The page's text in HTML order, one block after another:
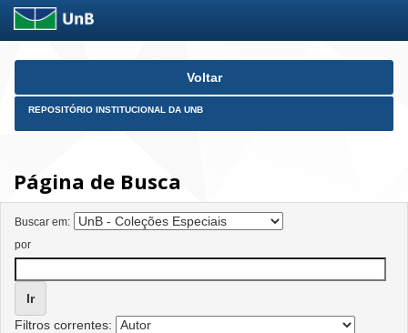
Skip
Voltar
REPOSITÓRIO INSTITUCIONAL DA UNB
Página de Busca
Buscar em:
por
Filtros correntes: